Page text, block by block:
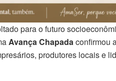
para o futuro
Avança Chapadaconfirmou
produtores locais e